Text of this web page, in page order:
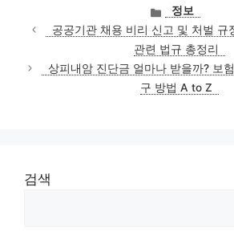
카
테
고
리
정보
공공기관 채용 비리 신고 및 처벌 규
관련 법규 총정리
상피내암 진단금 얼마나 받을까? 보
구 방법 A to Z
검색